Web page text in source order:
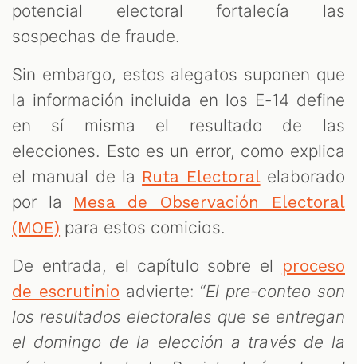
potencial electoral fortalecía las
sospechas de fraude.
Sin embargo, estos alegatos suponen que
la información incluida en los E-14 define
en sí misma el resultado de las
elecciones. Esto es un error, como explica
el manual de la Ruta Electoralelaborado
por la Mesa de Observación Electoral
(MOE) para estos comicios.
De entrada, el capítulo sobre el
proceso
de escrutinio advierte: “El pre-conteo son
los resultados electorales que se entregan
el domingo de la elección a través de la